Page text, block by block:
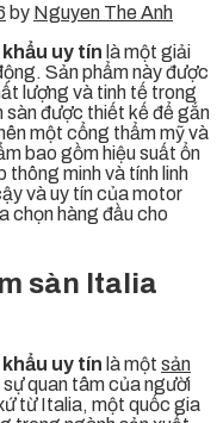
by Nguyen The Anh
uy tín là một giải
Sản phẩm này được
lượng và tinh tế trong
được thiết kế để gắn
một cổng thẩm mỹ và
bao gồm hiệu suất ổn
minh và tính linh
và uy tín của motor
chọn hàng đầu cho
sàn Italia
uy tín là một sản
quan tâm của người
từ Italia, một quốc gia